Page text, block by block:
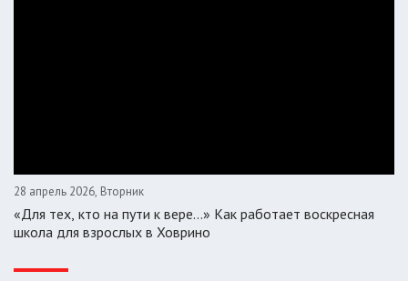
28 апрель 2026, Вторник
«Для тех, кто на пути к вере...» Как работает воскресная
школа для взрослых в Ховрино